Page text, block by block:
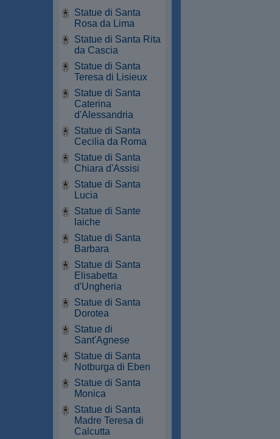
Statue di Santa
Rosa da Lima
Statue di Santa Rita
da Cascia
Statue di Santa
Teresa di Lisieux
Statue di Santa
Caterina
d'Alessandria
Statue di Santa
Cecilia da Roma
Statue di Santa
Chiara d'Assisi
Statue di Santa
Lucia
Statue di Sante
laiche
Statue di Santa
Barbara
Statue di Santa
Elisabetta
d'Ungheria
Statue di Santa
Dorotea
Statue di
Sant'Agnese
Statue di Santa
Notburga di Eben
Statue di Santa
Monica
Statue di Santa
Madre Teresa di
Calcutta